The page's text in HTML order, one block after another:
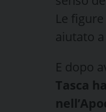
Le
aiutato
E dopo
Tasca